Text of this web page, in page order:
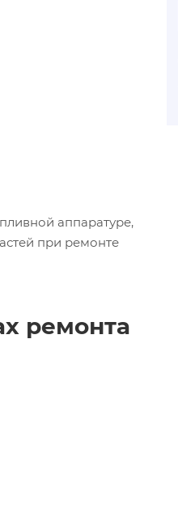
аппаратуре,
при ремонте
ремонта